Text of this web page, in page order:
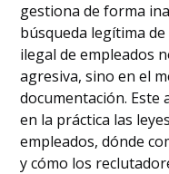
gestiona de forma
búsqueda legítima
ilegal de empleados
agresiva, sino en el
documentación. Este
en la práctica las
empleados, dónde
y cómo los